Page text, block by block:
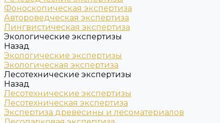
Фоноскопическая экспертиза
Автороведческая экспертиза
Лингвистическая экспертиза
Экологические экспертизы
Назад
Экологические экспертизы
Экологическая экспертиза
Лесотехнические экспертизы
Назад
Лесотехнические экспертизы
Лесотехническая экспертиза
Экспертиза древесины и лесоматериалов